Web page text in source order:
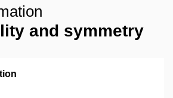
and symmetry